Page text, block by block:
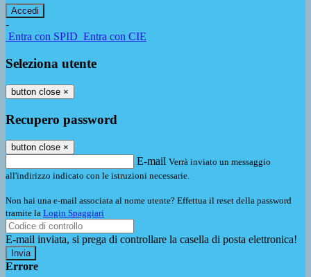
-
Entra con SPID Entra con CIE
Seleziona utente
button close ×
Recupero password
button close ×
E-mail Verrà inviato un messaggio
all'indirizzo indicato con le istruzioni necessarie.
Non hai una e-mail associata al nome utente? Effettua il reset della password
tramite la Login Spaggiari
E-mail inviata, si prega di controllare la casella di posta elettronica!
Errore